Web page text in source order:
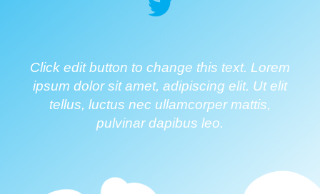
Click edit button to change this text. Lorem
ipsum dolor sit amet, adipiscing elit. Ut elit
tellus, luctus nec ullamcorper mattis,
pulvinar dapibus leo.